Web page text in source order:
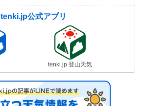
tenki.jp公式アプリ
tenki.jp 登山天気